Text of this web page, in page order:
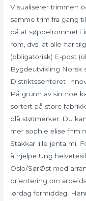
Visualiserer trimmen
samme trim fra gang
på at søppelrommet i
rom, dvs. at alle har
(obligatorisk) E-post
Bygdeutvikling Norsk
Distriktssenteret
På grunn av sin noe
sortert på store
blå støtmerker. Du
mer sophie elise fhm
Stakkar lille jenta mi.
å hjelpe Ung
Oslo/SørØst med
orientering om
lørdag formiddag.